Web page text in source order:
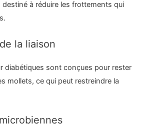
à réduire les frottements qui
la liaison
diabétiques sont conçues pour rester
mollets, ce qui peut restreindre la